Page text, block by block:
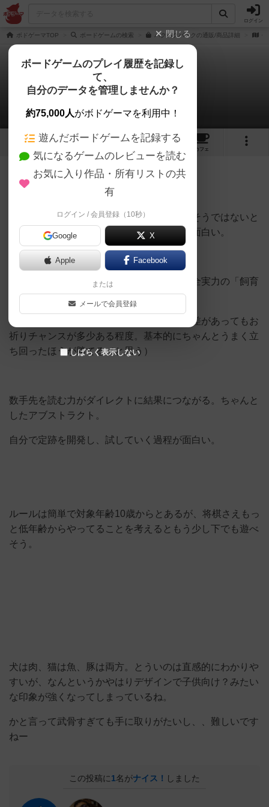
ログイン
ボドゲーマTOP ボードゲームの検索 パクパクパークの通販/商品詳細 作
パクパクパーク
ゆみ虫さんのレビュー
4 6
カフェ
145名 1名 0 6年弱前
失礼な話、デザイン的にはあまりおもしろそうではないと
感じてしまっていたが、実際やるととても面白い。
運要素もある「ファミリーモード」と、完全実力の「飼育
員検定モード」があるが両方楽しい。
「ファミリーモード」の運要素は、実力に差があってもお
祈りチャンスが多少ある程度。基本的にちゃんとうまく立
ち回ったほうが勝てる（と思う）
数手先を読む力がダイレクトに結果につながる。ちゃんと
したアブストラクト。
自分で定跡を開発し、試していく過程が面白い。
ルールは簡単で対象年齢10歳からとあるが、将棋さえもっ
と低年齢からやってることを考えるともう少し下でも遊べ
そう。
犬は肉、猫は魚、豚は両方。とういのは直感的にわかりや
すいが、なんというかやはりデザインで子供向け？みたい
な印象が強くなってしまっているね。
かと言って武骨すぎても手に取りがたいし、、難しいです
ねー
この投稿に1名がナイス！ しました
閉じる
ボードゲームのプレイ履歴を記録し
て、
自分のデータを管理しませんか？
約75,000人がボドゲーマを利用中！
遊んだボードゲームを記録する
気になるゲームのレビューを読む
お気に入り作品・所有リストの共
有
ログイン / 会員登録（10秒）
Google X
Apple Facebook
または
メールで会員登録
しばらく表示しない